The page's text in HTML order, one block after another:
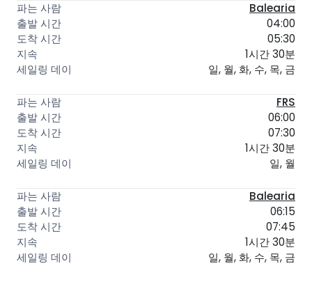
Balearia
04:00
05:30
1시간 30분
일, 월, 화, 수, 목, 금
FRS
06:00
07:30
1시간 30분
일, 월
Balearia
06:15
07:45
1시간 30분
일, 월, 화, 수, 목, 금